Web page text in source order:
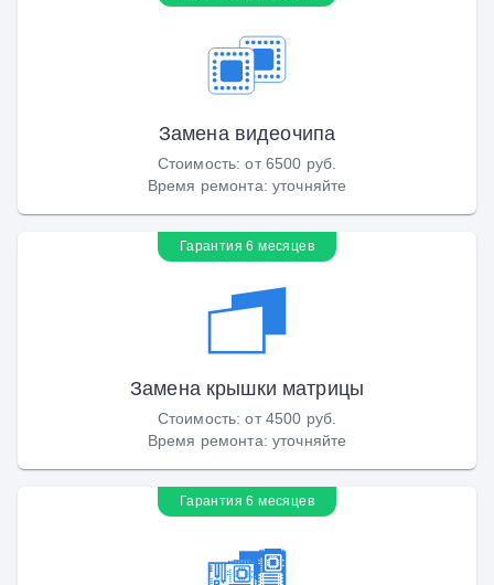
Замена видеочипа
Стоимость:от 6500 руб.
Время ремонта: уточняйте
Гарантия 6 месяцев
Замена крышки матрицы
Стоимость:от 4500 руб.
Время ремонта: уточняйте
Гарантия 6 месяцев